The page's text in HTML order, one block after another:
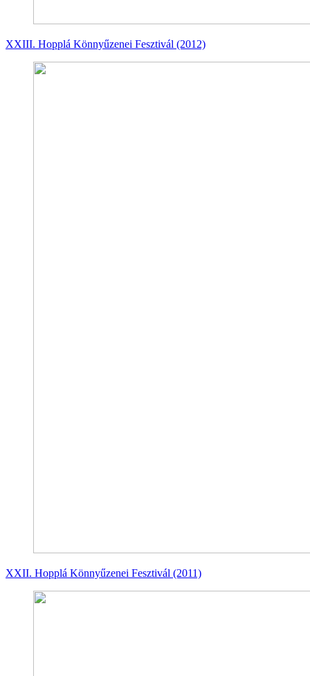
XXIII. Hopplá Könnyűzenei Fesztivál (2012)
XXII. Hopplá Könnyűzenei Fesztivál (2011)